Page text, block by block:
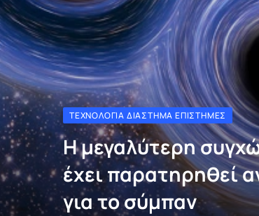
ΤΕΧΝΟΛΟΓΊΑ ΔΙΆΣΤΗΜΑ ΕΠΙΣΤΉΜΕΣ
Η μεγαλύτερη
έχει παρατηρηθεί
για το σύμπαν